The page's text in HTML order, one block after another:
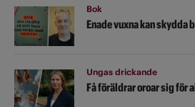
Bok
Enade vuxna kan skydda
Ungas drickande
Få föräldrar oroar sig för